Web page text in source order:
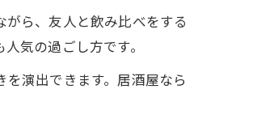
ら、友人と飲み比べをする
気の過ごし方です。
演出できます。居酒屋なら